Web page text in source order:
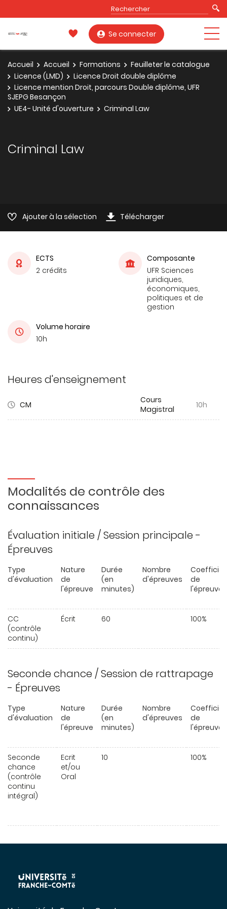
Se connecter
Accueil Accueil Formations
Feuilleter le catalogue
Licence (LMD)
Licence Droit double diplôme
Licence mention Droit, parcours Double diplôme, UFR
SJEPG Besançon
UE4- Unité d'ouverture
Criminal Law
Criminal Law
Ajouter à la sélection Télécharger
ECTS
2 crédits
Composante
UFR Sciences
juridiques,
économiques,
politiques et de
gestion
Volume horaire
10h
Heures d'enseignement
CM
Cours
Magistral
10h
Modalités de contrôle des
connaissances
Évaluation initiale / Session principale -
Épreuves
Type
d'évaluation
Nature
de
l'épreuve
Durée
(en
minutes)
Nombre
d'épreuves
de
l'épreuve
CC
(contrôle
continu)
Écrit 60 100%
Seconde chance / Session de rattrapage
- Épreuves
Type
d'évaluation
Nature
de
l'épreuve
Durée
(en
minutes)
Nombre
d'épreuves
de
l'épreuve
Seconde
chance
(contrôle
continu
intégral)
Ecrit
et/ou
Oral
10 100%